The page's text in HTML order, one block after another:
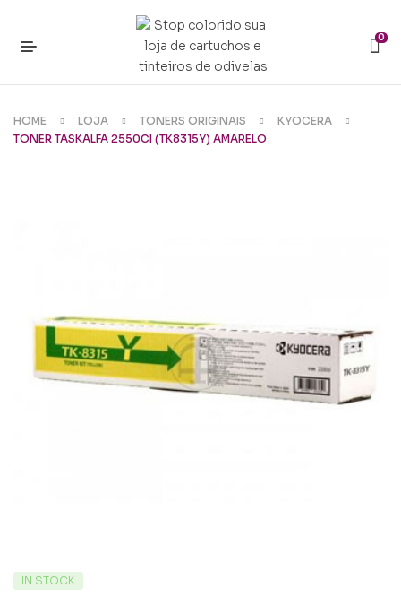
0
HOME LOJA TONERS ORIGINAIS
KYOCERA
TONER TASKALFA 2550CI (TK8315Y) AMARELO
IN STOCK